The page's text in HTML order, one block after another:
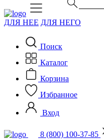
ДЛЯ НЕЕ ДЛЯ НЕГО
Поиск
Каталог
Корзина
Избранное
Вход
8 (800) 100-37-85